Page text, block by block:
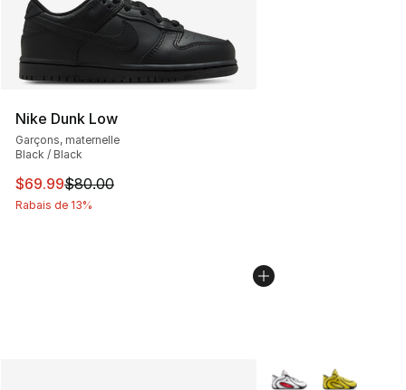
Nike Dunk Low
Garçons, maternelle
Black / Black
Cet article est en solde. Le prix est passé de $80.00 à
$69.99$80.00
Rabais de 13%
Plus de couleurs